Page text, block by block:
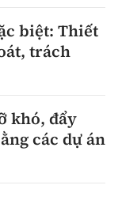
biệt: Thiết
trách
khó, đẩy
các dự án